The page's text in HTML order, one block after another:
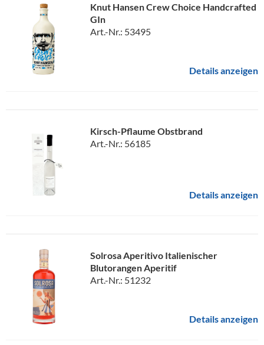
Knut Hansen Crew Choice Handcrafted
GIn
Art.-Nr.: 53495
Details anzeigen
Kirsch-Pflaume Obstbrand
Art.-Nr.: 56185
Details anzeigen
Solrosa Aperitivo Italienischer
Blutorangen Aperitif
Art.-Nr.: 51232
Details anzeigen